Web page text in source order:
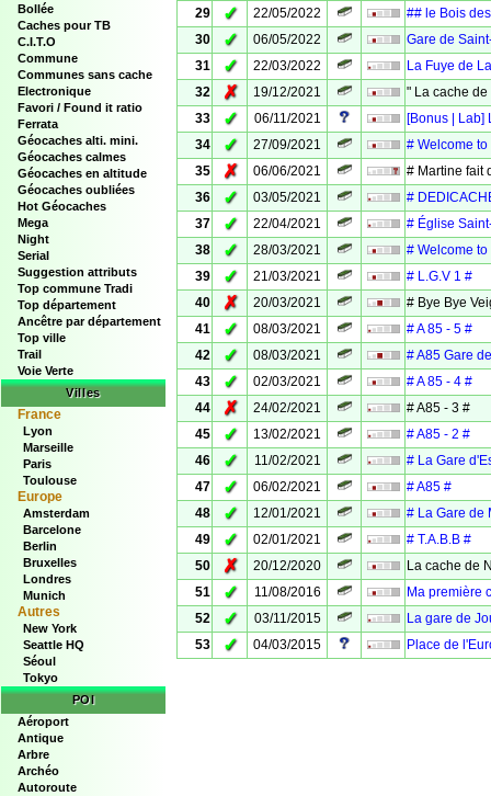
Bollée
Caches pour TB
C.I.T.O
Commune
Communes sans cache
Electronique
Favori / Found it ratio
Ferrata
Géocaches alti. mini.
Géocaches calmes
Géocaches en altitude
Géocaches oubliées
Hot Géocaches
Mega
Night
Serial
Suggestion attributs
Top commune Tradi
Top département
Ancêtre par département
Top ville
Trail
Voie Verte
Villes
France
Lyon
Marseille
Paris
Toulouse
Europe
Amsterdam
Barcelone
Berlin
Bruxelles
Londres
Munich
Autres
New York
Seattle HQ
Séoul
Tokyo
POI
Aéroport
Antique
Arbre
Archéo
Autoroute
29
✓ 22/05/2022
## le Bois
30
✓ 06/05/2022
Gare de
31
✓ 22/03/2022
La Fuye de
32
✗ 19/12/2021
" La cache de
33
✓ 06/11/2021
[Bonus | Lab]
34
✓ 27/09/2021
# Welcome
35
✗ 06/06/2021
# Martine fait
36
✓ 03/05/2021
#
37
✓ 22/04/2021
# Église
38
✓ 28/03/2021
# Welcome to
39
✓ 21/03/2021
# L.G.V 1 #
40
✗ 20/03/2021
# Bye Bye
41
✓ 08/03/2021
# A 85 - 5 #
42
✓ 08/03/2021
# A85 Gare
43
✓ 02/03/2021
# A 85 - 4 #
44
✗ 24/02/2021
# A85 - 3 #
45
✓ 13/02/2021
# A85 - 2 #
46
✓ 11/02/2021
# La Gare
47
✓ 06/02/2021
# A85 #
48
✓ 12/01/2021
# La Gare de
49
✓ 02/01/2021
# T.A.B.B #
50
✗ 20/12/2020
La cache de
51
✓ 11/08/2016
Ma première
52
✓ 03/11/2015
La gare de
53
✓ 04/03/2015 Place de